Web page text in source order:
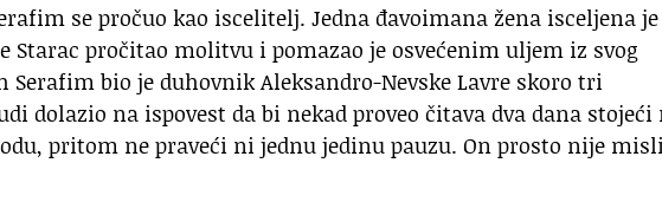
se pročuo kao iscelitelj. Jedna đavoimana žena isceljena je
Starac pročitao molitvu i pomazao je osvećenim uljem iz svog
bio je duhovnik Aleksandro-Nevske Lavre skoro tri
dolazio na ispovest da bi nekad proveo čitava dva dana stojeći
pritom ne praveći ni jednu jedinu pauzu. On prosto nije